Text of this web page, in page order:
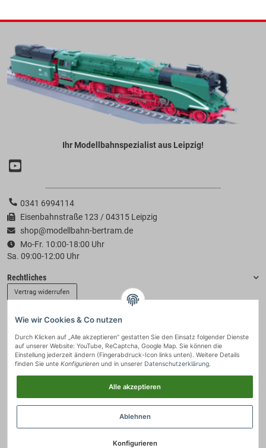
Ihr Modellbahnspezialist aus Leipzig!
0341 6994114
Eisenbahnstraße 123 / 04315 Leipzig
shop@modellbahn-bertram.de
Mo-Fr. 10:00-18:00 Uhr
Sa. 09:00-12:00 Uhr
Rechtliches
Vertrag widerrufen
Zahlung & Versand
Wie wir Cookies & Co nutzen
Durch Klicken auf „Alle akzeptieren“ gestatten Sie den Einsatz folgender Dienste
auf unserer Website: YouTube, ReCaptcha, Google Map. Sie können die
Einstellung jederzeit ändern (Fingerabdruck-Icon links unten). Weitere Details
finden Sie unte Konfigurieren und in unserer Datenschutzerklärung.
Alle akzeptieren
Ablehnen
Konfigurieren